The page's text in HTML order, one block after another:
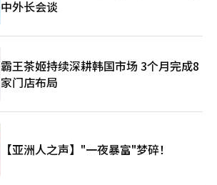
中外长会谈
霸王茶姬持续深耕韩国市场 3个月完成8
家门店布局
【亚洲人之声】"一夜暴富"梦碎！